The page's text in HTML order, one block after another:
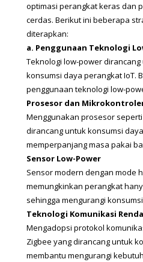
optimasi perangkat keras dan
cerdas. Berikut ini beberapa
diterapkan:
a. Penggunaan Teknologi
Teknologi low-power
konsumsi daya perangkat IoT.
penggunaan teknologi low-
Prosesor dan
Menggunakan prosesor seperti
dirancang untuk konsumsi
memperpanjang masa pakai
Sensor Low-Power
Sensor modern dengan mode
memungkinkan perangkat
sehingga mengurangi
Teknologi Komunikasi
Mengadopsi protokol
Zigbee yang dirancang untuk
membantu mengurangi